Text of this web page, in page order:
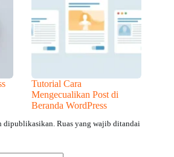
Tutorial Cara
Mengecualikan Post di
Beranda WordPress
dipublikasikan. Ruas yang wajib ditandai